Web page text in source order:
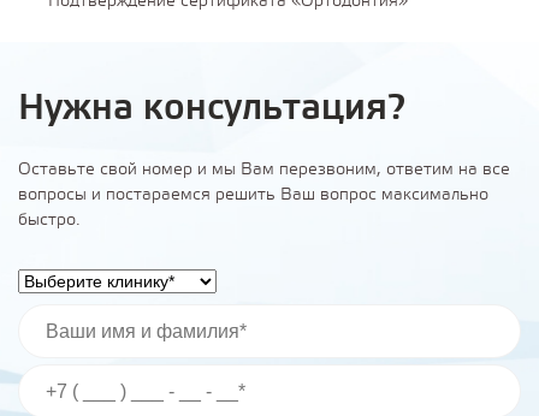
Нужна консультация?
Оставьте свой номер и мы Вам перезвоним, ответим на все
вопросы и постараемся решить Ваш вопрос максимально
быстро.